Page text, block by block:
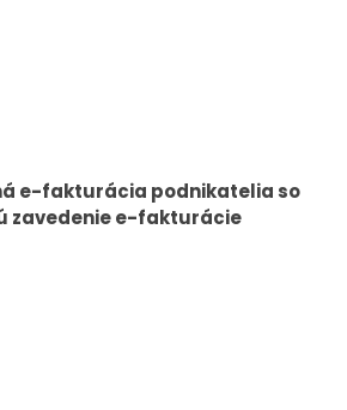
e-fakturácia podnikatelia so
zavedenie e-fakturácie